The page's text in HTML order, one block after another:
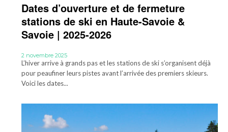
Dates d’ouverture et de fermeture
stations de ski en Haute-Savoie &
Savoie | 2025-2026
2 novembre 2025
L’hiver arrive à grands pas et les stations de ski s’organisent déjà
pour peaufiner leurs pistes avant l’arrivée des premiers skieurs.
Voici les dates...